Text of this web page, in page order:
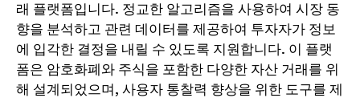
래 플랫폼입니다. 정교한 알고리즘을 사용하여 시장 동
향을 분석하고 관련 데이터를 제공하여 투자자가 정보
에 입각한 결정을 내릴 수 있도록 지원합니다. 이 플랫
폼은 암호화폐와 주식을 포함한 다양한 자산 거래를 위
해 설계되었으며, 사용자 통찰력 향상을 위한 도구를 제